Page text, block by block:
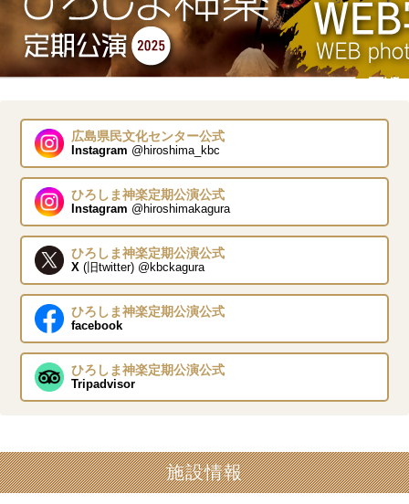
広島県民文化センター公式
Instagram @hiroshima_kbc
ひろしま神楽定期公演公式
Instagram @hiroshimakagura
ひろしま神楽定期公演公式
X (旧twitter) @kbckagura
ひろしま神楽定期公演公式
facebook
ひろしま神楽定期公演公式
Tripadvisor
施設情報